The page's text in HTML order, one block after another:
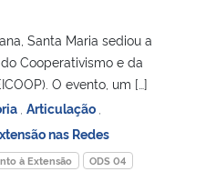
Santa Maria sediou a
Cooperativismo e da
O evento, um […]
Articulação
nas Redes
à Extensão
ODS 04